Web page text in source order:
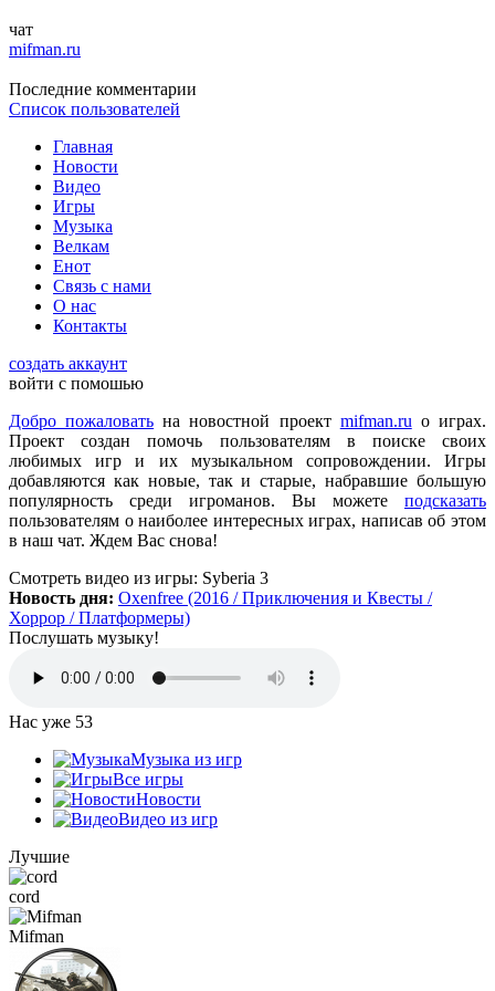
Palworld?
Checkmate:ometu
Что ты имеешь ввиду? На этом сайте игровые новости для
всех категорий людей, которые в той или иной форме
интересуются играми и геймерской индустрией в целом.
ometu:новости для женщин
Цитата: lexafrog
Обновите, пожалуйста, игру Garry's Mod
Игра обновлена
lexafrog:Обновите, пожалуйста, игру Garry's Mod. Много
обнов вышло, а на сайте старенькая...
cord
Да, есть такая и даже с дополнительной модификацией
StarCraft Cartooned (мультяшки).
Вот она:StarCraft Remastered
Grisha :Очень понравился сайт. Пожалуй я останусь здесь.
Mifman:
Цитата: Петрушка
добавьте скачивание моей любимой игры Escape From Tarkov!
Игра добавлена и доступна к скачиванию:
Escape From Tarkov
Петрушка
моей любимой игры Escape From Tarkov!
чат
mifman.ru
Последние комментарии
Список пользователей
Главная
Новости
Видео
Игры
Музыка
Велкам
Енот
Связь с нами
О нас
Контакты
создать аккаунт
войти с помошью
Добро пожаловать на новостной проект mifman.ru о играх.
Проект создан помочь пользователям в поиске своих
любимых игр и их музыкальном сопровождении. Игры
добавляются как новые, так и старые, набравшие большую
популярность среди игроманов. Вы можете подсказать
пользователям о наиболее интересных играх, написав об этом
в наш чат. Ждем Вас снова!
Смотреть видео из игры: Syberia 3
Новость дня: Oxenfree (2016 / Приключения и Квесты /
Хоррор / Платформеры)
Послушать музыку!
Нас уже 53
Музыка из игр
Все игры
Новости
Видео из игр
Лучшие
cord
Mifman